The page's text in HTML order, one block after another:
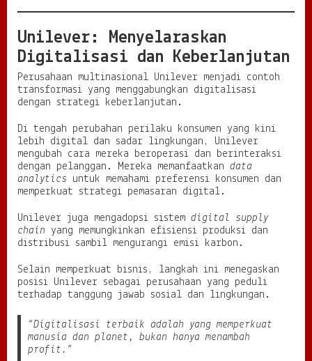
Unilever: Menyelaraskan
Digitalisasi dan Keberlanjutan
Perusahaan multinasional Unilever menjadi contoh
transformasi yang menggabungkan digitalisasi
dengan strategi keberlanjutan.
Di tengah perubahan perilaku konsumen yang kini
lebih digital dan sadar lingkungan, Unilever
mengubah cara mereka beroperasi dan berinteraksi
dengan pelanggan. Mereka memanfaatkan data
analytics untuk memahami preferensi konsumen dan
memperkuat strategi pemasaran digital.
Unilever juga mengadopsi sistem digital supply
chain yang memungkinkan efisiensi produksi dan
distribusi sambil mengurangi emisi karbon.
Selain memperkuat bisnis, langkah ini menegaskan
posisi Unilever sebagai perusahaan yang peduli
terhadap tanggung jawab sosial dan lingkungan.
“Digitalisasi terbaik adalah yang memperkuat
manusia dan planet, bukan hanya menambah
profit.”